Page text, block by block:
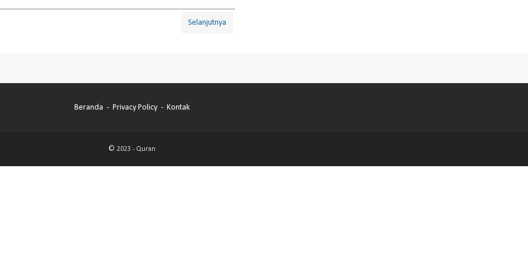
Selanjutnya
Beranda Privacy Policy Kontak
© 2023 - Quran